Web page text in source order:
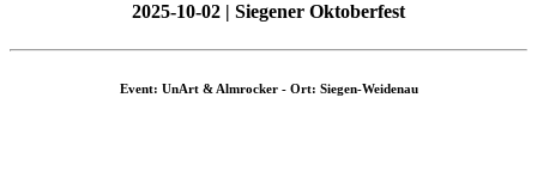
2025-10-02 | Siegener Oktoberfest
Event: UnArt & Almrocker - Ort: Siegen-Weidenau